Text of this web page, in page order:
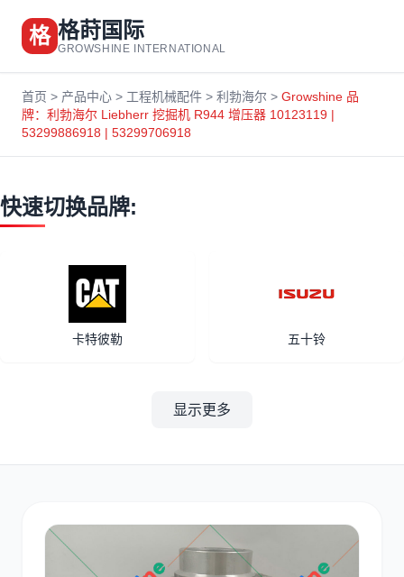
格 格莳国际
GROWSHINE INTERNATIONAL
首页 > 产品中心 > 工程机械配件 > 利勃海尔 > Growshine 品
牌：利勃海尔 Liebherr 挖掘机 R944 增压器 10123119 |
53299886918 | 53299706918
快速切换品牌:
卡特彼勒 五十铃
其他 小松
显示更多